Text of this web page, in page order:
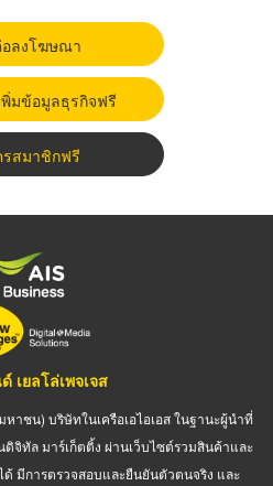
ลงโฆษณา
มข้อมูลธุรกิจฟรี
สมาชิกฟรี
เยลโล่เพจเจส
าชน) บริษัทในเครือเอไอเอส ในฐานะผู้นำที่
ทัล มาร์เก็ตติ้ง ผ่านเว็บไซต์รวมสินค้าและ
ด้ มีการตรวจสอบและยืนยันตัวตนจริง และ